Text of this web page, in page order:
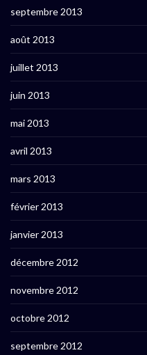
septembre 2013
août 2013
juillet 2013
juin 2013
mai 2013
avril 2013
mars 2013
février 2013
janvier 2013
décembre 2012
novembre 2012
octobre 2012
septembre 2012